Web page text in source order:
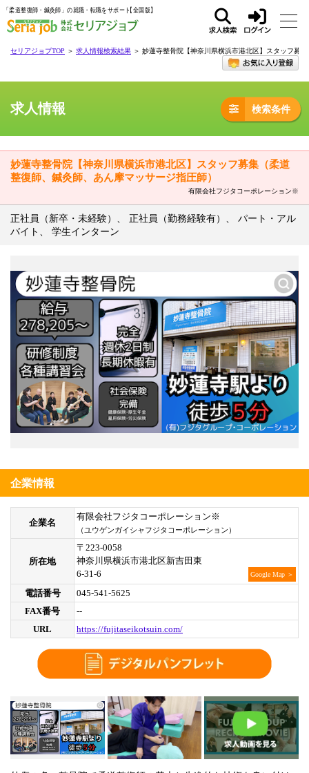
「柔道整復師・鍼灸師」の就職・転職をサポート
検索
イン
セリアジョブTOP ＞ 求人情報検索結果 ＞ 妙蓮寺整骨院【神奈川県横浜市港北区】スタッフ募
求人情報 検索条件
妙蓮寺整骨院【神奈川県横浜市港北区】スタッフ募集（柔道
整復師、鍼灸師、あん摩マッサージ指圧師）
有限会社フジタコーポレーション※
正社員（新卒・未経験）、 正社員（勤務経験有）、 パート・アル
バイト、 学生インターン
企業情報
企業名
有限会社フジタコーポレーション※
（ユウゲンガイシャフジタコーポレーション）
所在地
〒223-0058
神奈川県横浜市港北区新吉田東
6-31-6
Google Map ＞
電話番号
045-541-5625
FAX番号
--
URL
https://fujitaseikotsuin.com/